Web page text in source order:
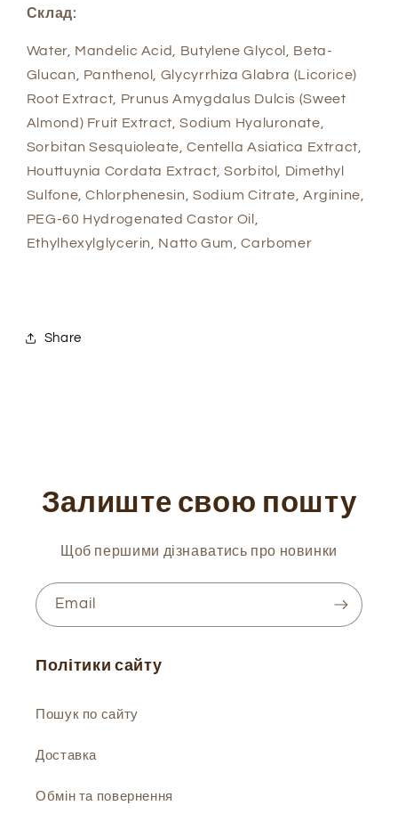
Склад:
Water, Mandelic Acid, Butylene Glycol, Beta-
Glucan, Panthenol, Glycyrrhiza Glabra (Licorice)
Root Extract, Prunus Amygdalus Dulcis (Sweet
Almond) Fruit Extract, Sodium Hyaluronate,
Sorbitan Sesquioleate, Centella Asiatica Extract,
Houttuynia Cordata Extract, Sorbitol, Dimethyl
Sulfone, Chlorphenesin, Sodium Citrate, Arginine,
PEG-60 Hydrogenated Castor Oil,
Ethylhexylglycerin, Natto Gum, Carbomer
Share
Залиште свою пошту
Щоб першими дізнаватись про новинки
Email
Політики сайту
Пошук по сайту
Доставка
Обмін та повернення